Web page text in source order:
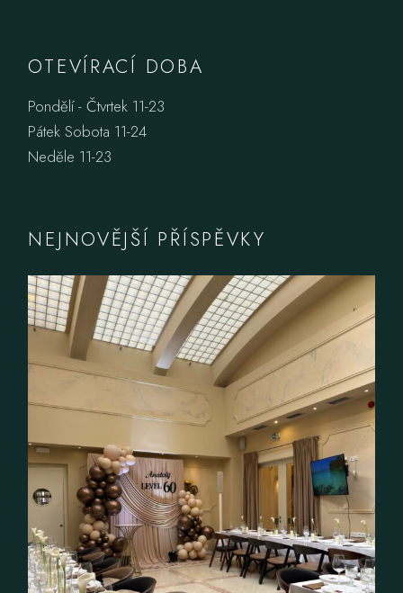
OTEVÍRACÍ DOBA
Pondělí - Čtvrtek 11-23
Pátek Sobota 11-24
Neděle 11-23
NEJNOVĚJŠÍ PŘÍSPĚVKY